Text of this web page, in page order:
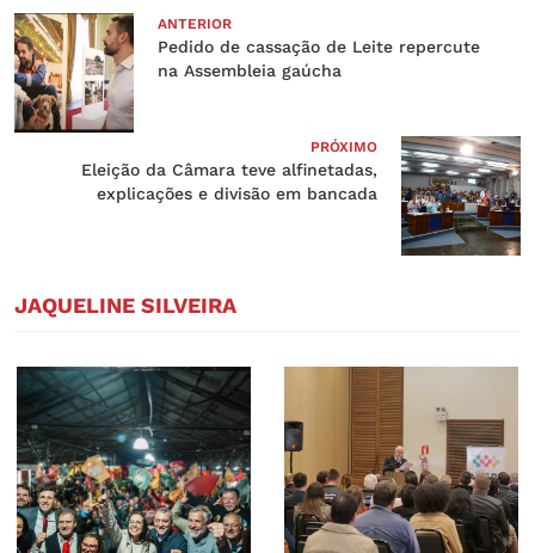
ANTERIOR
Pedido de cassação de Leite repercute
na Assembleia gaúcha
PRÓXIMO
Eleição da Câmara teve alfinetadas,
explicações e divisão em bancada
JAQUELINE SILVEIRA